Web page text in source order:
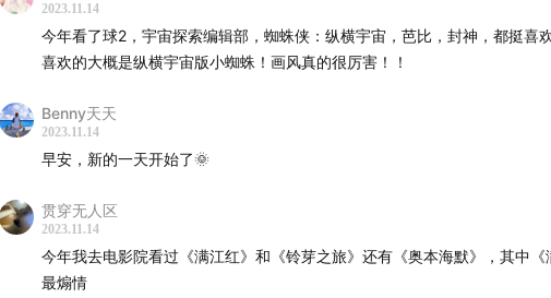
实习研究员：柚米、Yoki、糕糕
运营：瑞涵
后期：Jack
商业内容策划：Nene
封面设计：饭团
2023.11.14
今年看了球2，宇宙探索编辑部，蜘蛛侠：纵横宇宙，芭比，封神，都挺喜
喜欢的大概是纵横宇宙版小蜘蛛！画风真的很厉害！！
Benny天天
2023.11.14
早安，新的一天开始了🌞
贯穿无人区
2023.11.14
今年我去电影院看过《满江红》和《铃芽之旅》还有《奥本海默》，其中《
最煽情